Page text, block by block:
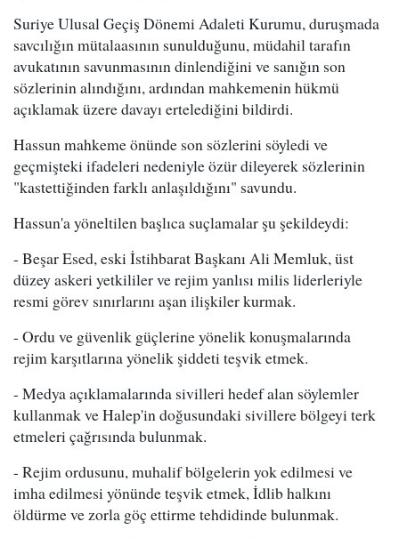
Suriye Ulusal Geçiş Dönemi Adaleti Kurumu, duruşmada
savcılığın mütalaasının sunulduğunu, müdahil tarafın
avukatının savunmasının dinlendiğini ve sanığın son
sözlerinin alındığını, ardından mahkemenin hükmü
açıklamak üzere davayı ertelediğini bildirdi.
Hassun mahkeme önünde son sözlerini söyledi ve
geçmişteki ifadeleri nedeniyle özür dileyerek sözlerinin
"kastettiğinden farklı anlaşıldığını" savundu.
Hassun'a yöneltilen başlıca suçlamalar şu şekildeydi:
- Beşar Esed, eski İstihbarat Başkanı Ali Memluk, üst
düzey askeri yetkililer ve rejim yanlısı milis liderleriyle
resmi görev sınırlarını aşan ilişkiler kurmak.
- Ordu ve güvenlik güçlerine yönelik konuşmalarında
rejim karşıtlarına yönelik şiddeti teşvik etmek.
- Medya açıklamalarında sivilleri hedef alan söylemler
kullanmak ve Halep'in doğusundaki sivillere bölgeyi terk
etmeleri çağrısında bulunmak.
- Rejim ordusunu, muhalif bölgelerin yok edilmesi ve
imha edilmesi yönünde teşvik etmek, İdlib halkını
öldürme ve zorla göç ettirme tehdidinde bulunmak.